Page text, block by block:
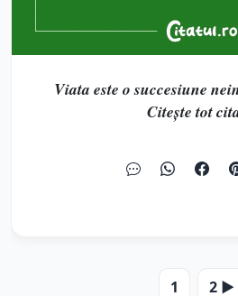
Viata este o succesiune
Citește tot
1 2 ▶️